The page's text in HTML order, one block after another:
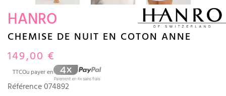
HANRO
CHEMISE DE NUIT EN COTON ANNE
149,00 €
TTCOu payer en
Référence074892